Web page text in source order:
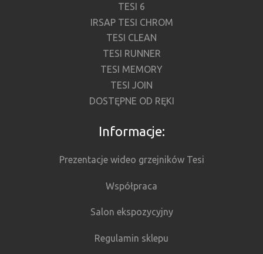
TESI 6
IRSAP TESI CHROM
TESI CLEAN
TESI RUNNER
TESI MEMORY
TESI JOIN
DOSTĘPNE OD RĘKI
Informacje:
Prezentacje wideo grzejników Tesi
Współpraca
Salon ekspozycyjny
Regulamin sklepu